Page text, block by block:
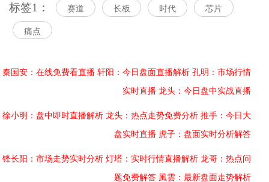
标签1： 赛道 长板 时代 芯片
痛点
秦国安：在线免费看直播 轩阳：今日盘面直播解析 孔明：市场行情
实时直播 龙头：今日盘中实战直播
徐小明：盘中即时直播解析 龙头：热点走势免费分析 推手：今日大
盘实时直播 虎子：盘面实时分析解答
锋长阳：市场走势实时分析 灯塔：实时行情直播解析 龙哥：热点问
题免费解答 風雲：最新盘面走势解析